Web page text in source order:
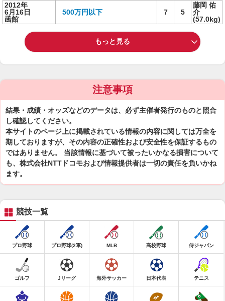
2012年
6月16日
函館
500万円以下 7 5
藤岡 佑
介
(57.0kg)
もっと見る
注意事項
結果・成績・オッズなどのデータは、必ず主催者発行のものと照合
し確認してください。
本サイトのページ上に掲載されている情報の内容に関しては万全を
期しておりますが、その内容の正確性および安全性を保証するもの
ではありません。 当該情報に基づいて被ったいかなる損害について
も、株式会社NTTドコモおよび情報提供者は一切の責任を負いかね
ます。
競技一覧
プロ野球 プロ野球(2軍) MLB 高校野球 侍ジャパン
ゴルフ Jリーグ 海外サッカー 日本代表 テニス